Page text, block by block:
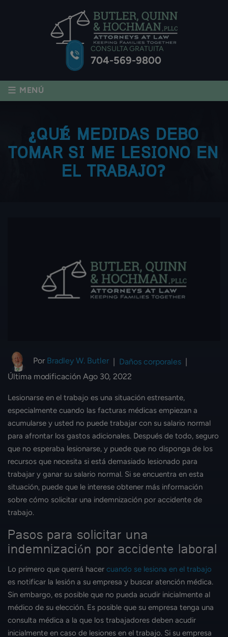
CONSULTA GRATUITA
704-569-9800
≡ MENÚ
¿QUÉ MEDIDAS DEBO
TOMAR SI ME LESIONO EN
EL TRABAJO?
Por Bradley W. Butler | Daños corporales |
Última modificación Ago 30, 2022
Lesionarse en el trabajo es una situación estresante,
especialmente cuando las facturas médicas empiezan a
acumularse y usted no puede trabajar con su salario normal
para afrontar los gastos adicionales. Después de todo, seguro
que no esperaba lesionarse, y puede que no disponga de los
recursos que necesita si está demasiado lesionado para
trabajar y ganar su salario normal. Si se encuentra en esta
situación, puede que le interese obtener más información
sobre cómo solicitar una indemnización por accidente de
trabajo.
Pasos para solicitar una
indemnización por accidente laboral
Lo primero que querrá hacer cuando se lesiona en el trabajo
es notificar la lesión a su empresa y buscar atención médica.
Sin embargo, es posible que no pueda acudir inicialmente al
médico de su elección. Es posible que su empresa tenga una
consulta médica a la que los trabajadores deben acudir
inicialmente en caso de lesiones en el trabajo. Si su empresa